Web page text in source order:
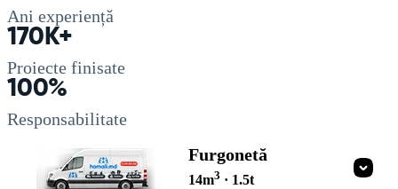
Ani experiență
170K+
Proiecte finisate
100%
Responsabilitate
Furgonetă
14m3 · 1.5t